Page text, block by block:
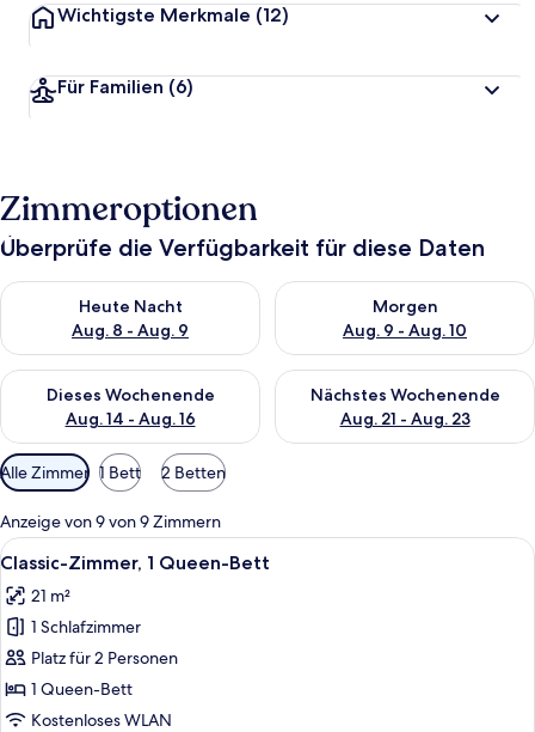
Wichtigste Merkmale (12)
Für Familien (6)
Zimmeroptionen
Überprüfe die Verfügbarkeit für diese Daten
Heute Nacht
Aug. 8 - Aug. 9
Überprüfe die Verfügbarkeit für heute Nacht, Aug. 8 - Aug. 9.
Morgen
Aug. 9 - Aug. 10
Überprüfe die Verfügbarkeit
Dieses Wochenende
Aug. 14 - Aug. 16
Überprüfe die Verfügbarkeit für dieses Wochenende, Aug. 14
Nächstes Wochenende
Aug. 21 - Aug. 23
Überprüfe die Verfügbarkeit
Verfügbare
Filter
für
Zimmer
Alle Zimmer 1 Bett 2 Betten
Anzeige von 9 von 9 Zimmern
Alle
Fotos
für
Classic-
Zimmer,
1
Queen-
Ein Hotelzimmer mit einem großen
4
Classic-Zimmer, 1 Queen-Bett
21 m²
1 Schlafzimmer
Platz für 2 Personen
1 Queen-Bett
Kostenloses WLAN